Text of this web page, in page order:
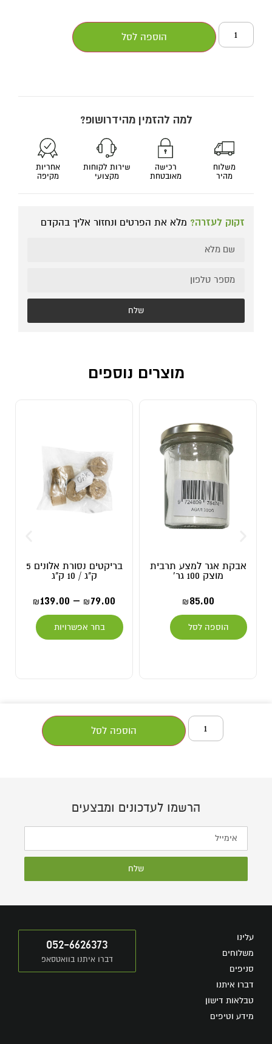
הוספה לסל
למה להזמין מהידרושופ?
משלוח
מהיר
רכישה
מאובטחת
שירות לקוחות
מקצועי
אחריות
מקיפה
זקוק לעזרה? מלא את הפרטים ונחזור אליך בהקדם
שלח
מוצרים נוספים
אבקת אגר למצע תרבית
מוצק 100 גר'
₪85.00
הוספה לסל
בריקטים נסורת אלונים 5
ק"ג / 10 ק"ג
₪79.00
–
₪139.00
בחר אפשרויות
הוספה לסל
הרשמו לעדכונים ומבצעים
שלח
עלינו
משלוחים
סניפים
דברו איתנו
טבלאות דישון
מידע וטיפים
052-6626373
דברו איתנו בוואטסאפ